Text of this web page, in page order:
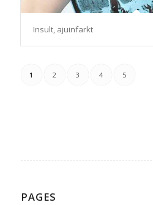
Insult, ajuinfarkt
1 2 3 4 5
PAGES